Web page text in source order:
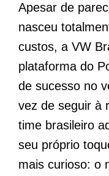
Apesar de
nasceu
custos, a VW
plataforma do
de sucesso no
vez de seguir à
time brasileiro
seu próprio
mais curioso: o